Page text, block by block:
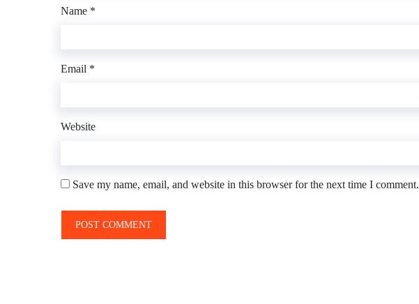
Name *
Email *
Website
Save my name, email, and website in this browser for the next time I comment.